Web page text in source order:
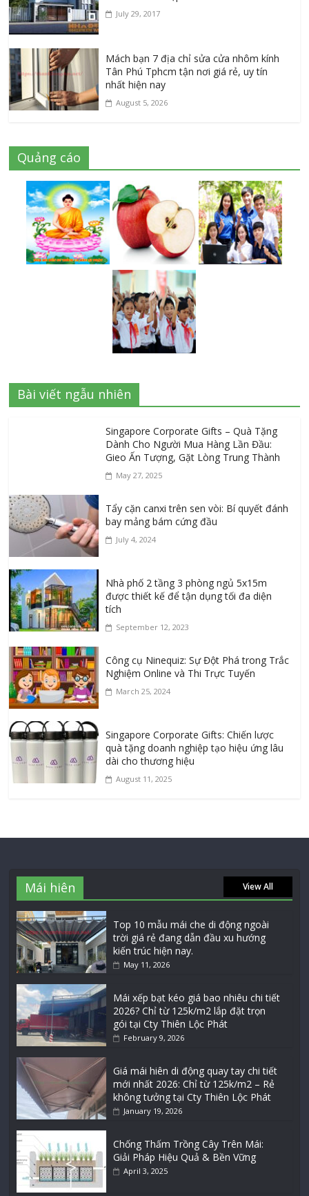
July 29, 2017
Mách bạn 7 địa chỉ sửa cửa nhôm kính
Tân Phú Tphcm tận nơi giá rẻ, uy tín
nhất hiện nay
August 5, 2026
Quảng cáo
Bài viết ngẫu nhiên
Singapore Corporate Gifts – Quà Tặng
Dành Cho Người Mua Hàng Lần Đầu:
Gieo Ấn Tượng, Gặt Lòng Trung Thành
May 27, 2025
Tẩy cặn canxi trên sen vòi: Bí quyết đánh
bay mảng bám cứng đầu
July 4, 2024
Nhà phố 2 tầng 3 phòng ngủ 5x15m
được thiết kế để tận dụng tối đa diện
tích
September 12, 2023
Công cụ Ninequiz: Sự Đột Phá trong Trắc
Nghiệm Online và Thi Trực Tuyến
March 25, 2024
Singapore Corporate Gifts: Chiến lược
quà tặng doanh nghiệp tạo hiệu ứng lâu
dài cho thương hiệu
August 11, 2025
Mái hiên View All
Top 10 mẫu mái che di động ngoài
trời giá rẻ đang dẫn đầu xu hướng
kiến trúc hiện nay.
May 11, 2026
Mái xếp bạt kéo giá bao nhiêu chi tiết
2026? Chỉ từ 125k/m2 lắp đặt trọn
gói tại Cty Thiên Lộc Phát
February 9, 2026
Giá mái hiên di động quay tay chi tiết
mới nhất 2026: Chỉ từ 125k/m2 – Rẻ
không tưởng tại Cty Thiên Lộc Phát
January 19, 2026
Chống Thấm Trồng Cây Trên Mái:
Giải Pháp Hiệu Quả & Bền Vững
April 3, 2025